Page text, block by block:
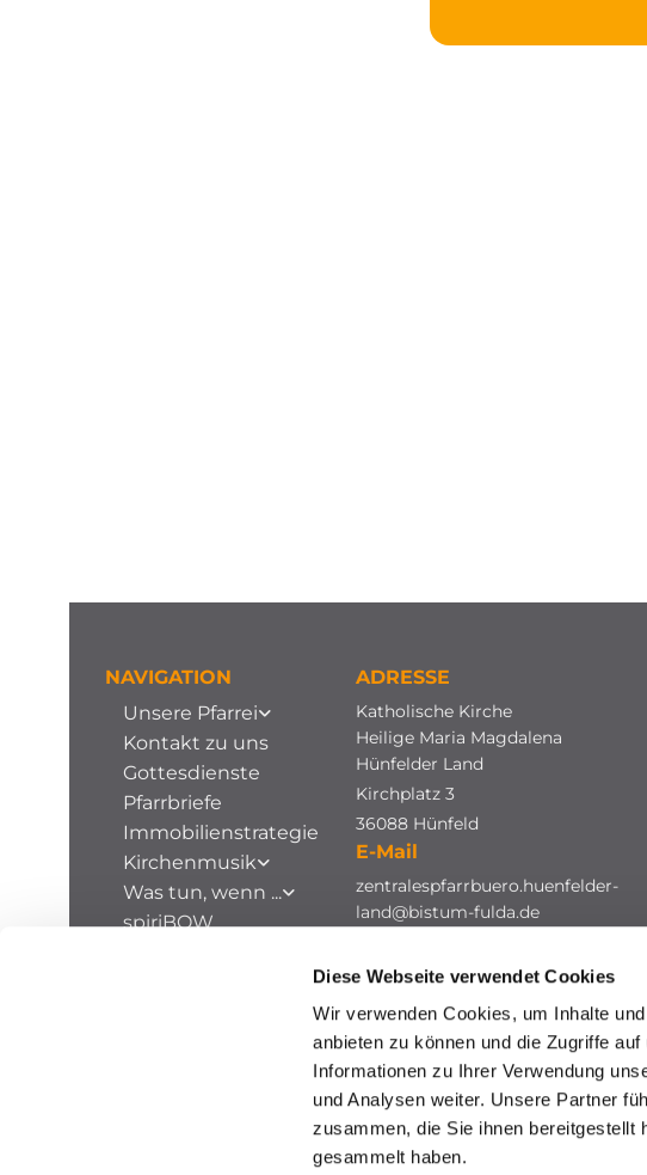
Diese Webseite verwendet Cookies
Wir verwenden Cookies, um Inhalte
anbieten zu können und die Zugriffe
Informationen zu Ihrer Verwendung
und Analysen weiter. Unsere Partner
zusammen, die Sie ihnen bereitgestellt
gesammelt haben.
NAVIGATION
Unsere Pfarrei
Kontakt zu uns
Gottesdienste
Pfarrbriefe
Immobilienstrategie
Kirchenmusik
Was tun, wenn ...
spiriBOW
ADRESSE
Katholische Kirche
Heilige Maria Magdalena
Hünfelder Land
Kirchplatz 3
36088 Hünfeld
E-Mail
zentralespfarrbuero.huenfelder-
land@bistum-fulda.de